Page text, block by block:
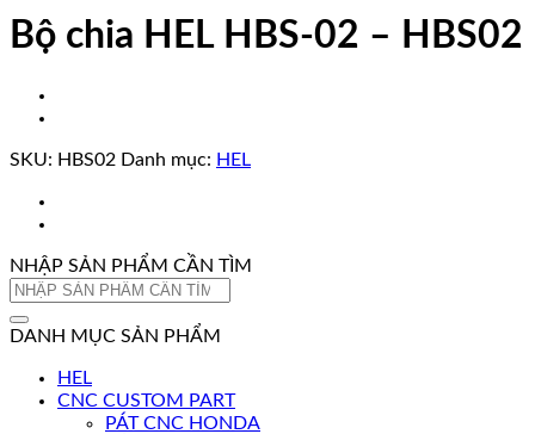
Bộ chia HEL HBS-02 – HBS02
SKU: HBS02 Danh mục: HEL
NHẬP SẢN PHẨM CẦN TÌM
Tìm
DANH MỤC SẢN PHẨM
HEL
CNC CUSTOM PART
PÁT CNC HONDA